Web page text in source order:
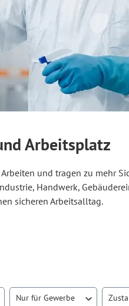
Arbeitsplatz
und tragen zu mehr
Handwerk,
sicheren Arbeitsalltag.
Nur für Gewerbe